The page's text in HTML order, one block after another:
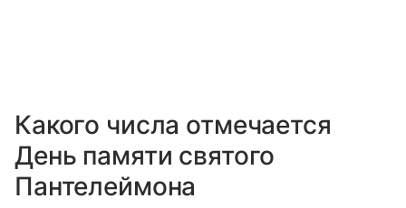
Какого числа отмечается
День памяти святого
Пантелеймона